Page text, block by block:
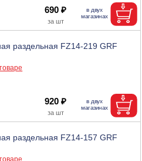
690 ₽
раздельная FZ14-219 GRF
920 ₽
раздельная FZ14-157 GRF